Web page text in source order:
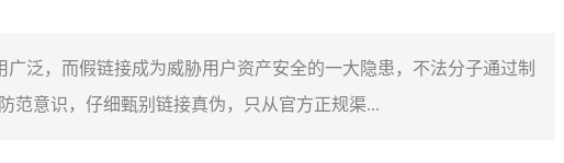
泛，而假链接成为威胁用户资产安全的一大隐患，不法分子通过制
范意识，仔细甄别链接真伪，只从官方正规渠...